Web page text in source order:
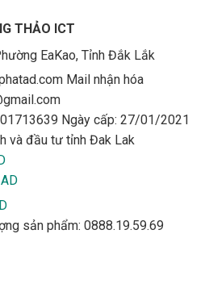
THẢO ICT
EaKao, Tỉnh Đắk Lắk
Mail nhận hóa
Ngày cấp: 27/01/2021
và đầu tư tỉnh Đak Lak
sản phẩm: 0888.19.59.69